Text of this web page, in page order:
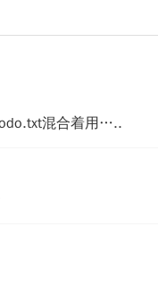
混合着用…..